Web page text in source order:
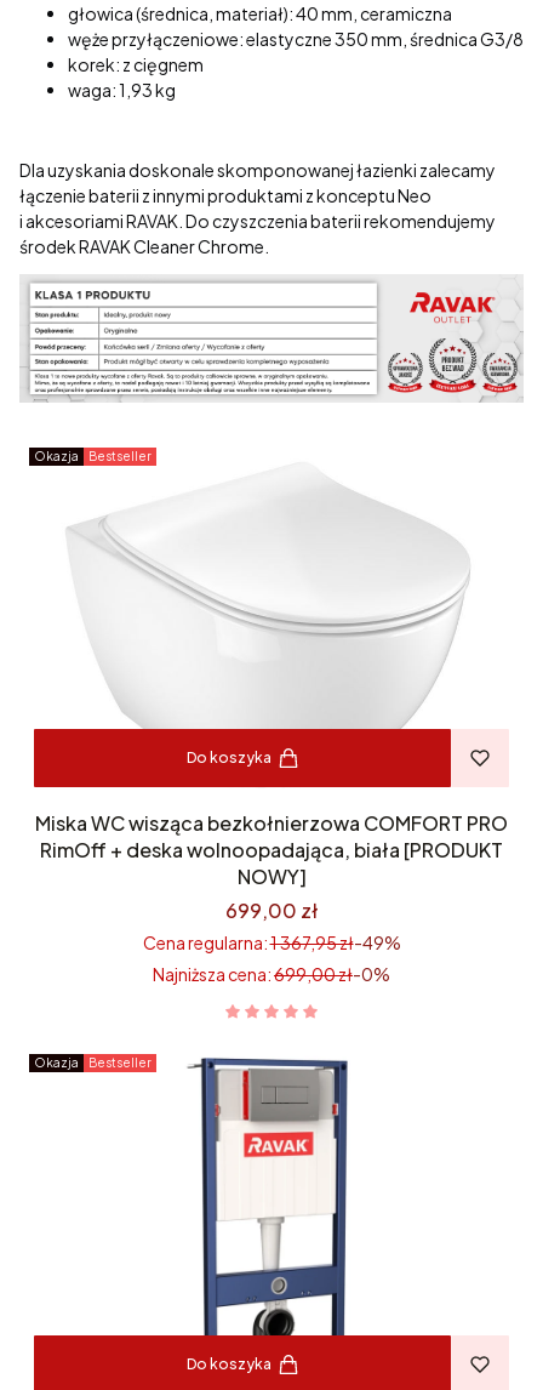
głowica (średnica, materiał): 40 mm, ceramiczna
węże przyłączeniowe: elastyczne 350 mm, średnica G3/8
korek: z cięgnem
waga: 1,93 kg
Dla uzyskania doskonale skomponowanej łazienki zalecamy
łączenie baterii z innymi produktami z konceptu Neo
i akcesoriami RAVAK. Do czyszczenia baterii rekomendujemy
środek RAVAK Cleaner Chrome.
Okazja Bestseller
Do koszyka
Miska WC wisząca bezkołnierzowa COMFORT PRO
RimOff + deska wolnoopadająca, biała [PRODUKT
NOWY]
699,00 zł
Cena regularna:1 367,95 zł-49%
Najniższa cena:699,00 zł-0%
Okazja Bestseller
Do koszyka